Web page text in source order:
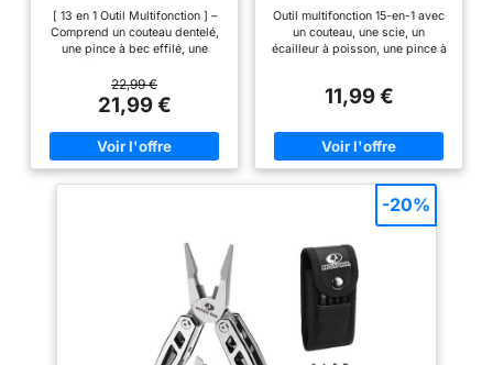
Multifonction
[ 13 en 1 Outil Multifonction ] –
Comprend un couteau dentelé,
une pince à bec effilé, une
un décapsuleur, un ouvre-boîte,
un tournevis plat et 10 embouts
interchangeables. Que vous
fassiez de la randonnée, du
camping ou du bricolage, l’outil
pliant WEARXI est un
compagnon polyvalent idéal
original ou cadeau pour papa [
Haute Qualité Cadeau Hommes
] – L’outil multifonction WEARXI
inoxydable de haute qualité,
solide, durable et résistant à la
corrosion. Livré dans un bel
emballage cadeau, il constitue
22,99 €
21,99 €
étui, Noir
Outil multifonction 15-en-1 avec
un couteau, une scie, un
écailleur à poisson, une pince à
un tournevis cruciforme, un
un cure-ongles, une aiguille, un
tire-bouchon et un porte-clés
Outils en acier inoxydable
durables et robustes : Fabriqué
en acier inoxydable fiable et
longue durée avec finition noire
oxydée durable et manche en
aluminium Idéal pour une
utilisation dans de multiples
endroits : Idéal pour la
randonnée, les voyages en sac
à dos, le camping, la pêche et
autres activités d’extérieur, ainsi
que pour la survie, les urgences
ou pour une utilisation
11,99 €
-20%